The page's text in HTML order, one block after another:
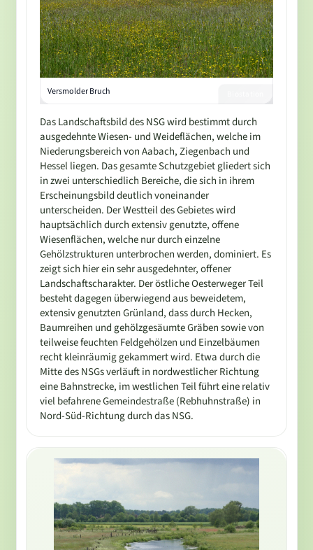
Versmolder Bruch
Das Landschaftsbild des NSG wird bestimmt durch
ausgedehnte Wiesen- und Weideflächen, welche im
Niederungsbereich von Aabach, Ziegenbach und
Hessel liegen. Das gesamte Schutzgebiet gliedert sich
in zwei unterschiedlich Bereiche, die sich in ihrem
Erscheinungsbild deutlich voneinander
unterscheiden. Der Westteil des Gebietes wird
hauptsächlich durch extensiv genutzte, offene
Wiesenflächen, welche nur durch einzelne
Gehölzstrukturen unterbrochen werden, dominiert. Es
zeigt sich hier ein sehr ausgedehnter, offener
Landschaftscharakter. Der östliche Oesterweger Teil
besteht dagegen überwiegend aus beweidetem,
extensiv genutzten Grünland, dass durch Hecken,
Baumreihen und gehölzgesäumte Gräben sowie von
teilweise feuchten Feldgehölzen und Einzelbäumen
recht kleinräumig gekammert wird. Etwa durch die
Mitte des NSGs verläuft in nordwestlicher Richtung
eine Bahnstrecke, im westlichen Teil führt eine relativ
viel befahrene Gemeindestraße (Rebhuhnstraße) in
Nord-Süd-Richtung durch das NSG.